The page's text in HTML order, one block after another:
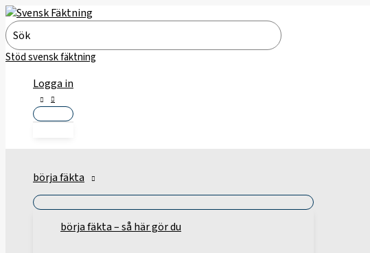
Hoppa
till
innehåll
Search
for:
Stöd svensk fäktning
Logga in
börja fäkta
börja fäkta – så här gör du